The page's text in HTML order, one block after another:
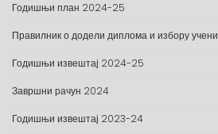
Годишњи план 2024-25
Правилник о додели диплома и избору
Годишњи извештај 2024-25
Завршни рачун 2024
Годишњи извештај 2023-24